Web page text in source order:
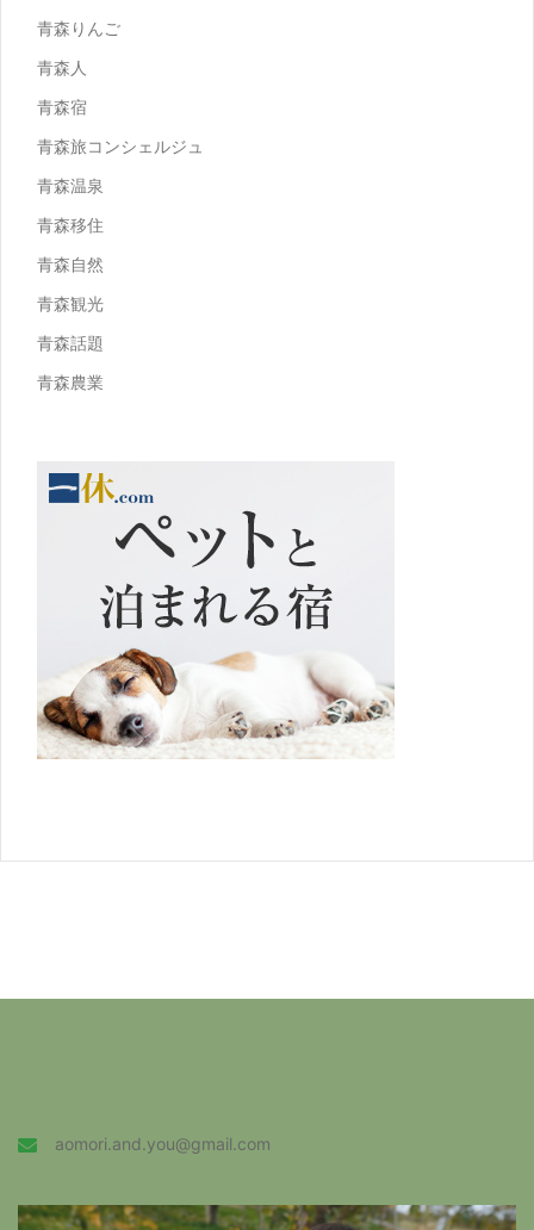
青森りんご
青森人
青森宿
青森旅コンシェルジュ
青森温泉
青森移住
青森自然
青森観光
青森話題
青森農業
aomori.and.you@gmail.com